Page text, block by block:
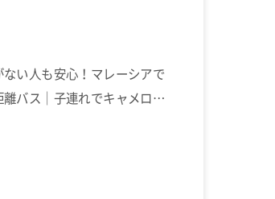
い人も安心！マレーシアで
バス｜子連れでキャメロン